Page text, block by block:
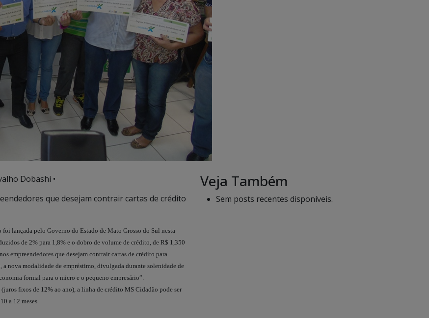
Dobashi •
que desejam contrair cartas de crédito
lançada pelo Governo do Estado de Mato Grosso do Sul nesta
de 2% para 1,8% e o dobro de volume de crédito, de R$ 1,350
empreendedores que desejam contrair cartas de crédito para
nova modalidade de empréstimo, divulgada durante solenidade de
formal para o micro e o pequeno empresário”.
fixos de 12% ao ano), a linha de crédito MS Cidadão pode ser
a 12 meses.
Veja Também
Sem posts recentes disponíveis.